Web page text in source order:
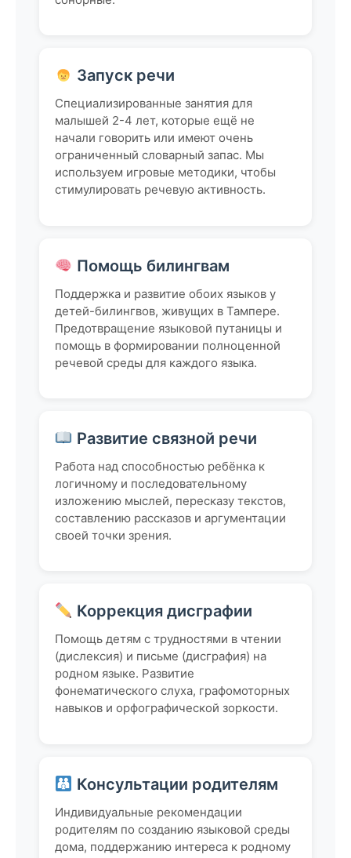
Запуск речи
Специализированные занятия для
малышей 2-4 лет, которые ещё не
начали говорить или имеют очень
ограниченный словарный запас. Мы
используем игровые методики, чтобы
стимулировать речевую активность.
Помощь билингвам
Поддержка и развитие обоих языков у
детей-билингвов, живущих в Тампере.
Предотвращение языковой путаницы и
помощь в формировании полноценной
речевой среды для каждого языка.
Развитие связной речи
Работа над способностью ребёнка к
логичному и последовательному
изложению мыслей, пересказу текстов,
составлению рассказов и аргументации
своей точки зрения.
Коррекция дисграфии
Помощь детям с трудностями в чтении
(дислексия) и письме (дисграфия) на
родном языке. Развитие
фонематического слуха, графомоторных
навыков и орфографической зоркости.
Консультации родителям
Индивидуальные рекомендации
родителям по созданию языковой среды
дома, поддержанию интереса к родному